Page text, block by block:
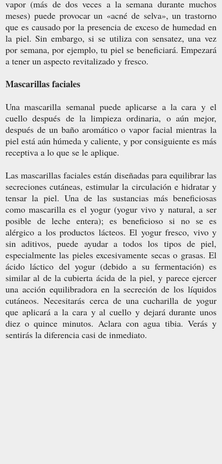
vapor (más de dos veces a la semana durante muchos
meses) puede provocar un «acné de selva», un trastorno
que es causado por la presencia de exceso de humedad en
la piel. Sin embargo, si se utiliza con sensatez, una vez
por semana, por ejemplo, tu piel se beneficiará. Empezará
a tener un aspecto revitalizado y fresco.
Mascarillas faciales
Una mascarilla semanal puede aplicarse a la cara y el
cuello después de la limpieza ordinaria, o aún mejor,
después de un baño aromático o vapor facial mientras la
piel está aún húmeda y caliente, y por consiguiente es más
receptiva a lo que se le aplique.
Las mascarillas faciales están diseñadas para equilibrar las
secreciones cutáneas, estimular la circulación e hidratar y
tensar la piel. Una de las sustancias más beneficiosas
como mascarilla es el yogur (yogur vivo y natural, a ser
posible de leche entera); es beneficioso si no se es
alérgico a los productos lácteos. El yogur fresco, vivo y
sin aditivos, puede ayudar a todos los tipos de piel,
especialmente las pieles excesivamente secas o grasas. El
ácido láctico del yogur (debido a su fermentación) es
similar al de la cubierta ácida de la piel, y parece ejercer
una acción equilibradora en la secreción de los líquidos
cutáneos. Necesitarás cerca de una cucharilla de yogur
que aplicará a la cara y al cuello y dejará durante unos
diez o quince minutos. Aclara con agua tibia. Verás y
sentirás la diferencia casi de inmediato.